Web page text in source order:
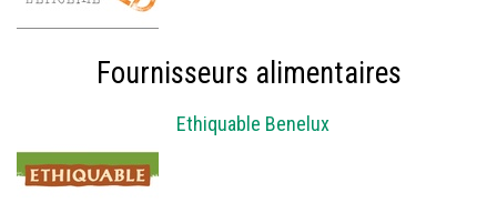
Fournisseurs alimentaires
Ethiquable Benelux